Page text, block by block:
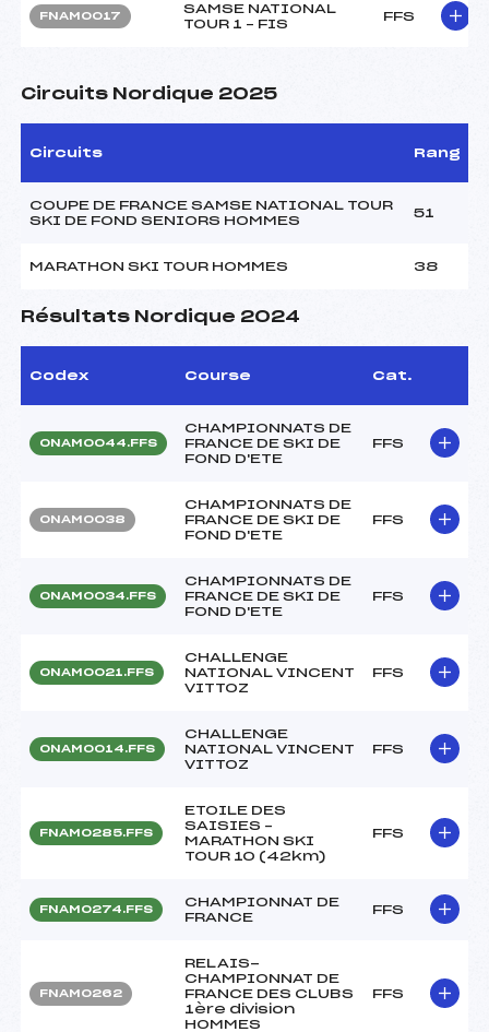
FNAM0017
SAMSE NATIONAL
TOUR 1 – FIS
FFS
Circuits Nordique 2025
Circuits Rang
COUPE DE FRANCE SAMSE NATIONAL TOUR
SKI DE FOND SENIORS HOMMES
51
MARATHON SKI TOUR HOMMES 38
Résultats Nordique 2024
Codex Course Cat.
ONAM0044.FFS
CHAMPIONNATS DE
FRANCE DE SKI DE
FOND D'ETE
FFS
ONAM0038
CHAMPIONNATS DE
FRANCE DE SKI DE
FOND D'ETE
FFS
ONAM0034.FFS
CHAMPIONNATS DE
FRANCE DE SKI DE
FOND D'ETE
FFS
ONAM0021.FFS
CHALLENGE
NATIONAL VINCENT
VITTOZ
FFS
ONAM0014.FFS
CHALLENGE
NATIONAL VINCENT
VITTOZ
FFS
FNAM0285.FFS
ETOILE DES
SAISIES –
MARATHON SKI
TOUR 10 (42km)
FFS
FNAM0274.FFS
CHAMPIONNAT DE
FRANCE
FFS
FNAM0262
RELAIS-
CHAMPIONNAT DE
FRANCE DES CLUBS
1ère division
HOMMES
FFS